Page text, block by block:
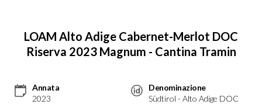
LOAM Alto Adige Cabernet-Merlot DOC
Riserva 2023 Magnum - Cantina Tramin
Annata
2023
Denominazione
Südtirol - Alto Adige DOC